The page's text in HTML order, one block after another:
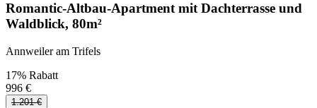
Romantic-Altbau-Apartment mit Dachterrasse und
Waldblick, 80m²
Annweiler am Trifels
17% Rabatt
996 €
1.201 €